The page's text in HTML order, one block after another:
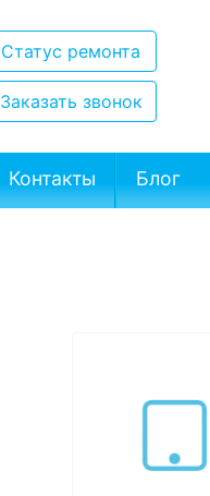
Статус ремонта
Заказать звонок
Контакты Блог